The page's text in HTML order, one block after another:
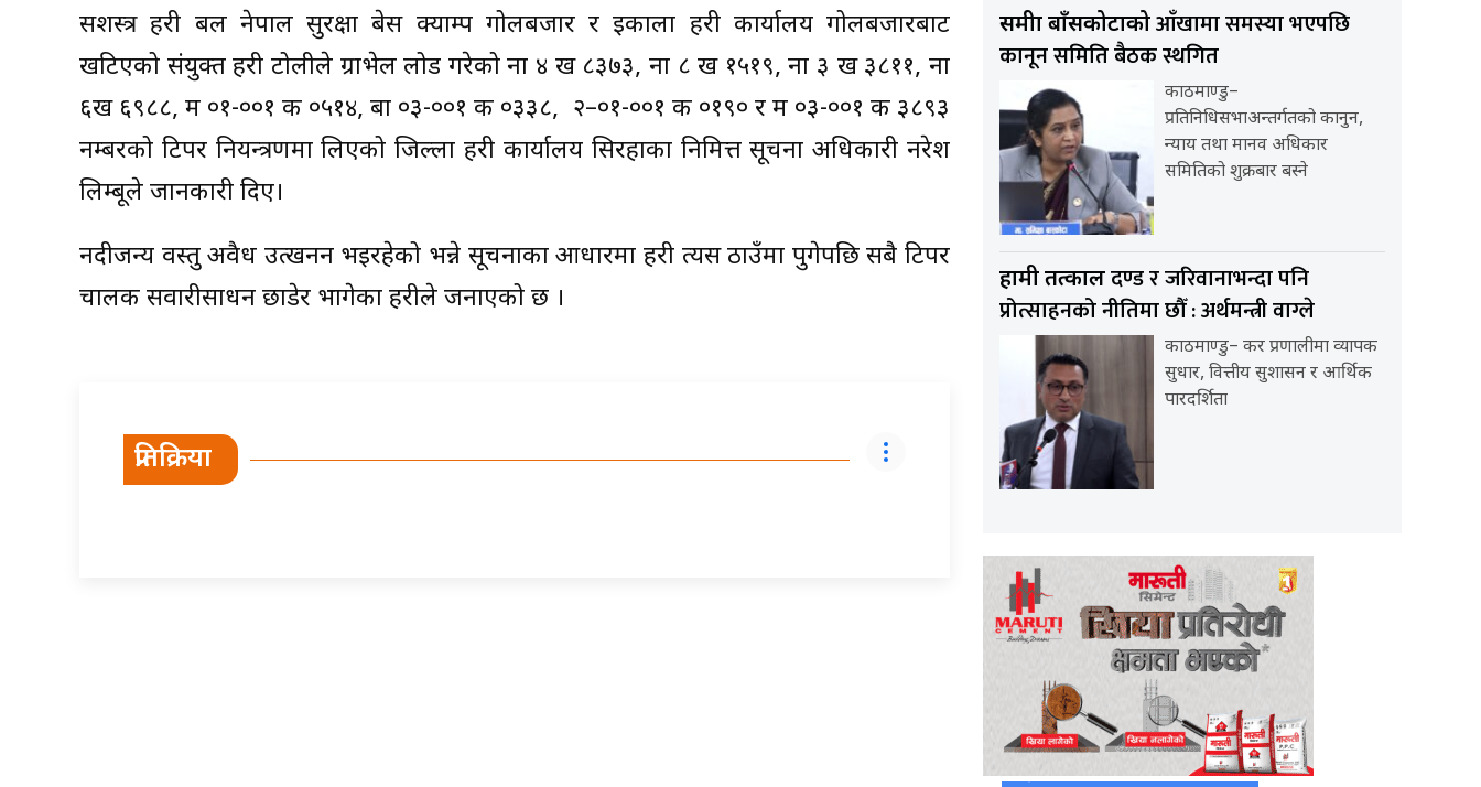
सशस्त्र प्रहरी बल नेपाल सुरक्षा बेस क्याम्प गोलबजार र इकाला प्रहरी कार्यालय गोलबजारबाट
खटिएको संयुक्त प्रहरी टोलीले ग्राभेल लोड गरेको ना ४ ख ८३७३, ना ८ ख १५१९, ना ३ ख ३८११, ना
६ख ६९८८, मप्र ०१-००१ क ०५१४, बाप्र ०३-००१ क ०३३८, प्र २–०१-००१ क ०१९० र मप्र ०३-००१ क ३८९३
नम्बरको टिपर नियन्त्रणमा लिएको जिल्ला प्रहरी कार्यालय सिरहाका निमित्त सूचना अधिकारी नरेश
लिम्बूले जानकारी दिए।
नदीजन्य वस्तु अवैध उत्खनन भइरहेको भन्ने सूचनाका आधारमा प्रहरी त्यस ठाउँमा पुगेपछि सबै टिपर
चालक सवारीसाधन छाडेर भागेका प्रहरीले जनाएको छ ।
प्रतिक्रिया
समीक्षा बाँसकोटाकोआँखामा समस्या भएपछि
कानून समिति बैठक स्थगित
काठमाण्डु–
प्रतिनिधिसभाअन्तर्गतको कानुन,
न्याय तथा मानव अधिकार
समितिको शुक्रबार बस्ने
हामी तत्कालदण्ड र जरिवानाभन्दा पनि
प्रोत्साहनको नीतिमा छौँ : अर्थमन्त्री वाग्ले
काठमाण्डु– कर प्रणालीमा व्यापक
सुधार, वित्तीय सुशासन र आर्थिक
पारदर्शिता